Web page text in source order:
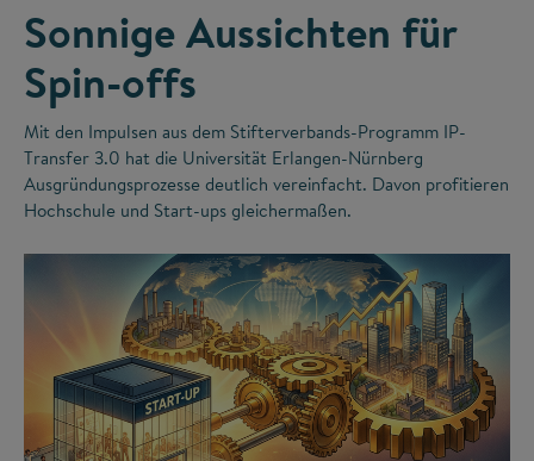
Sonnige Aussichten für
Spin-offs
Mit den Impulsen aus dem Stifterverbands-Programm IP-
Transfer 3.0 hat die Universität Erlangen-Nürnberg
Ausgründungsprozesse deutlich vereinfacht. Davon profitieren
Hochschule und Start-ups gleichermaßen.